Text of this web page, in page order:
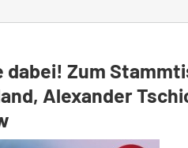
dabei! Zum
Alexander